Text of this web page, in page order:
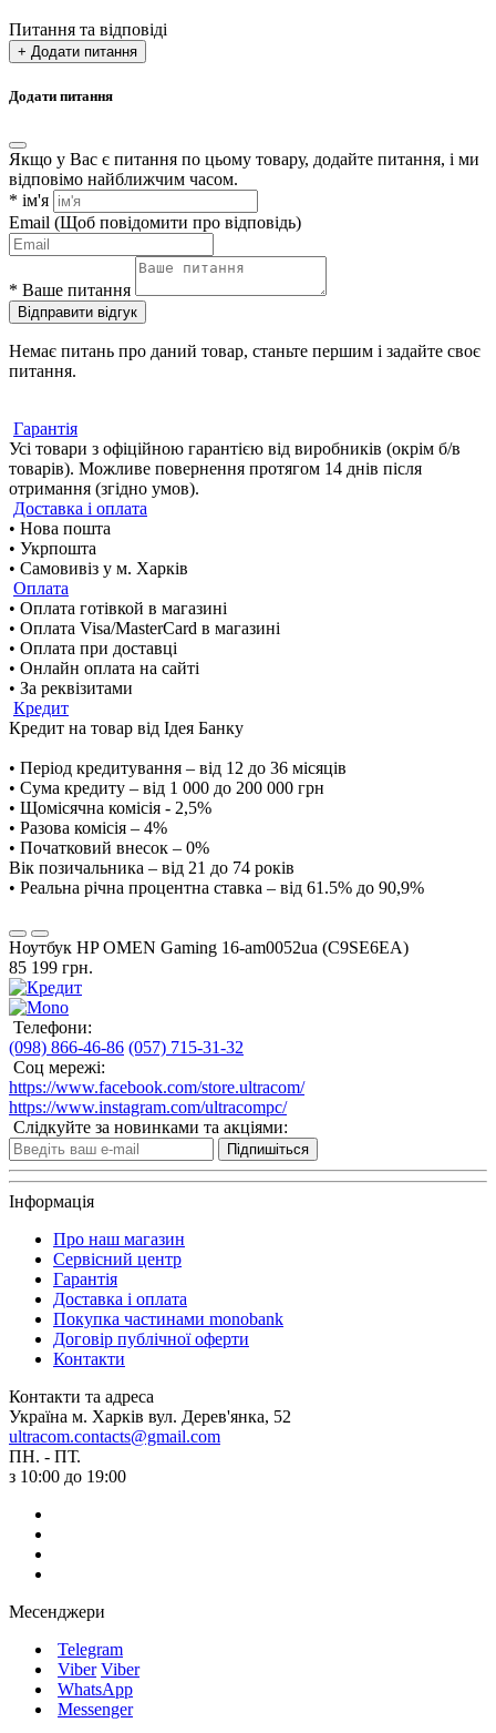
Питання та відповіді
+ Додати питання
Додати питання
Якщо у Вас є питання по цьому товару, додайте питання, і ми
відповімо найближчим часом.
* ім'я
Email (Щоб повідомити про відповідь)
* Ваше питання
Відправити відгук
Немає питань про даний товар, станьте першим і задайте своє
питання.
Гарантія
Усі товари з офіційною гарантією від виробників (окрім б/в
товарів). Можливе повернення протягом 14 днів після
отримання (згідно умов).
Доставка і оплата
• Нова пошта
• Укрпошта
• Самовивіз у м. Харків
Оплата
• Оплата готівкой в магазині
• Оплата Visa/MasterCard в магазині
• Оплата при доставці
• Онлайн оплата на сайті
• За реквізитами
Кредит
Кредит на товар від Ідея Банку
• Період кредитування – від 12 до 36 місяців
• Сума кредиту – від 1 000 до 200 000 грн
• Щомісячна комісія - 2,5%
• Разова комісія – 4%
• Початковий внесок – 0%
Вік позичальника – від 21 до 74 років
• Реальна річна процентна ставка – від 61.5% до 90,9%
Ноутбук HP OMEN Gaming 16-am0052ua (C9SE6EA)
85 199 грн.
Телефони:
(098) 866-46-86 (057) 715-31-32
Соц мережі:
https://www.facebook.com/store.ultracom/
https://www.instagram.com/ultracompc/
Слідкуйте за новинками та акціями:
Підпишіться
Інформація
Про наш магазин
Сервісний центр
Гарантія
Доставка і оплата
Покупка частинами monobank
Договір публічної оферти
Контакти
Контакти та адреса
Україна м. Харків вул. Дерев'янка, 52
ultracom.contacts@gmail.com
ПН. - ПТ.
з 10:00 до 19:00
Месенджери
Telegram
Viber Viber
WhatsApp
Messenger